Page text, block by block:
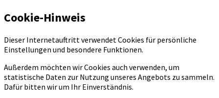
Cookie-Hinweis
Dieser Internetauftritt verwendet Cookies für persönliche
Einstellungen und besondere Funktionen.
Außerdem möchten wir Cookies auch verwenden, um
statistische Daten zur Nutzung unseres Angebots zu sammeln.
Dafür bitten wir um Ihr Einverständnis.